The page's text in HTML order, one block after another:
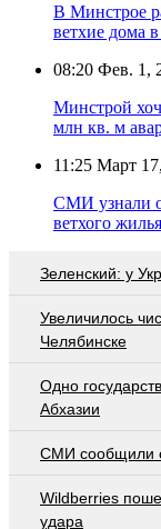
В Минстрое
ветхие дома
08:20 Фев. 1,
Минстрой
млн кв. м
11:25 Март
СМИ узнали
ветхого
Зеленский: у
Увеличилось
Челябинске
Одно
Абхазии
СМИ сообщили о
Wildberries
удара